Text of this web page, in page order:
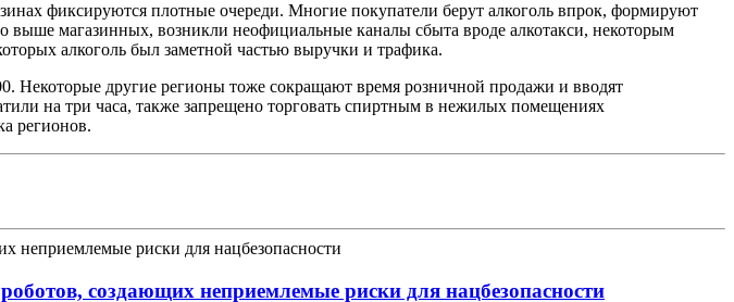
фиксируются плотные очереди. Многие покупатели берут алкоголь впрок, формируют
выше магазинных, возникли неофициальные каналы сбыта вроде алкотакси, некоторым
алкоголь был заметной частью выручки и трафика.
Некоторые другие регионы тоже сокращают время розничной продажи и вводят
на три часа, также запрещено торговать спиртным в нежилых помещениях
регионов.
создающих неприемлемые риски для нацбезопасности